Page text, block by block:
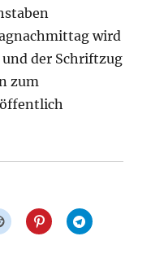
wird
der Schriftzug
zum